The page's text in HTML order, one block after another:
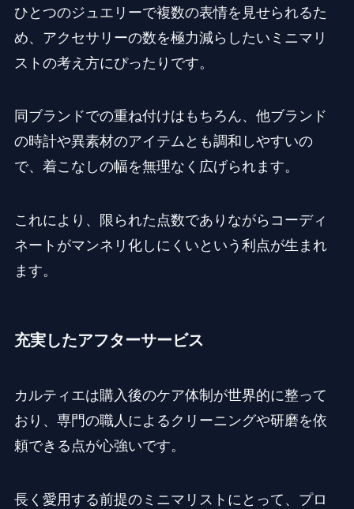
ひとつのジュエリーで複数の表情を見せられるた
め、アクセサリーの数を極力減らしたいミニマリ
ストの考え方にぴったりです。
同ブランドでの重ね付けはもちろん、他ブランド
の時計や異素材のアイテムとも調和しやすいの
で、着こなしの幅を無理なく広げられます。
これにより、限られた点数でありながらコーディ
ネートがマンネリ化しにくいという利点が生まれ
ます。
充実したアフターサービス
カルティエは購入後のケア体制が世界的に整って
おり、専門の職人によるクリーニングや研磨を依
頼できる点が心強いです。
長く愛用する前提のミニマリストにとって、プロ